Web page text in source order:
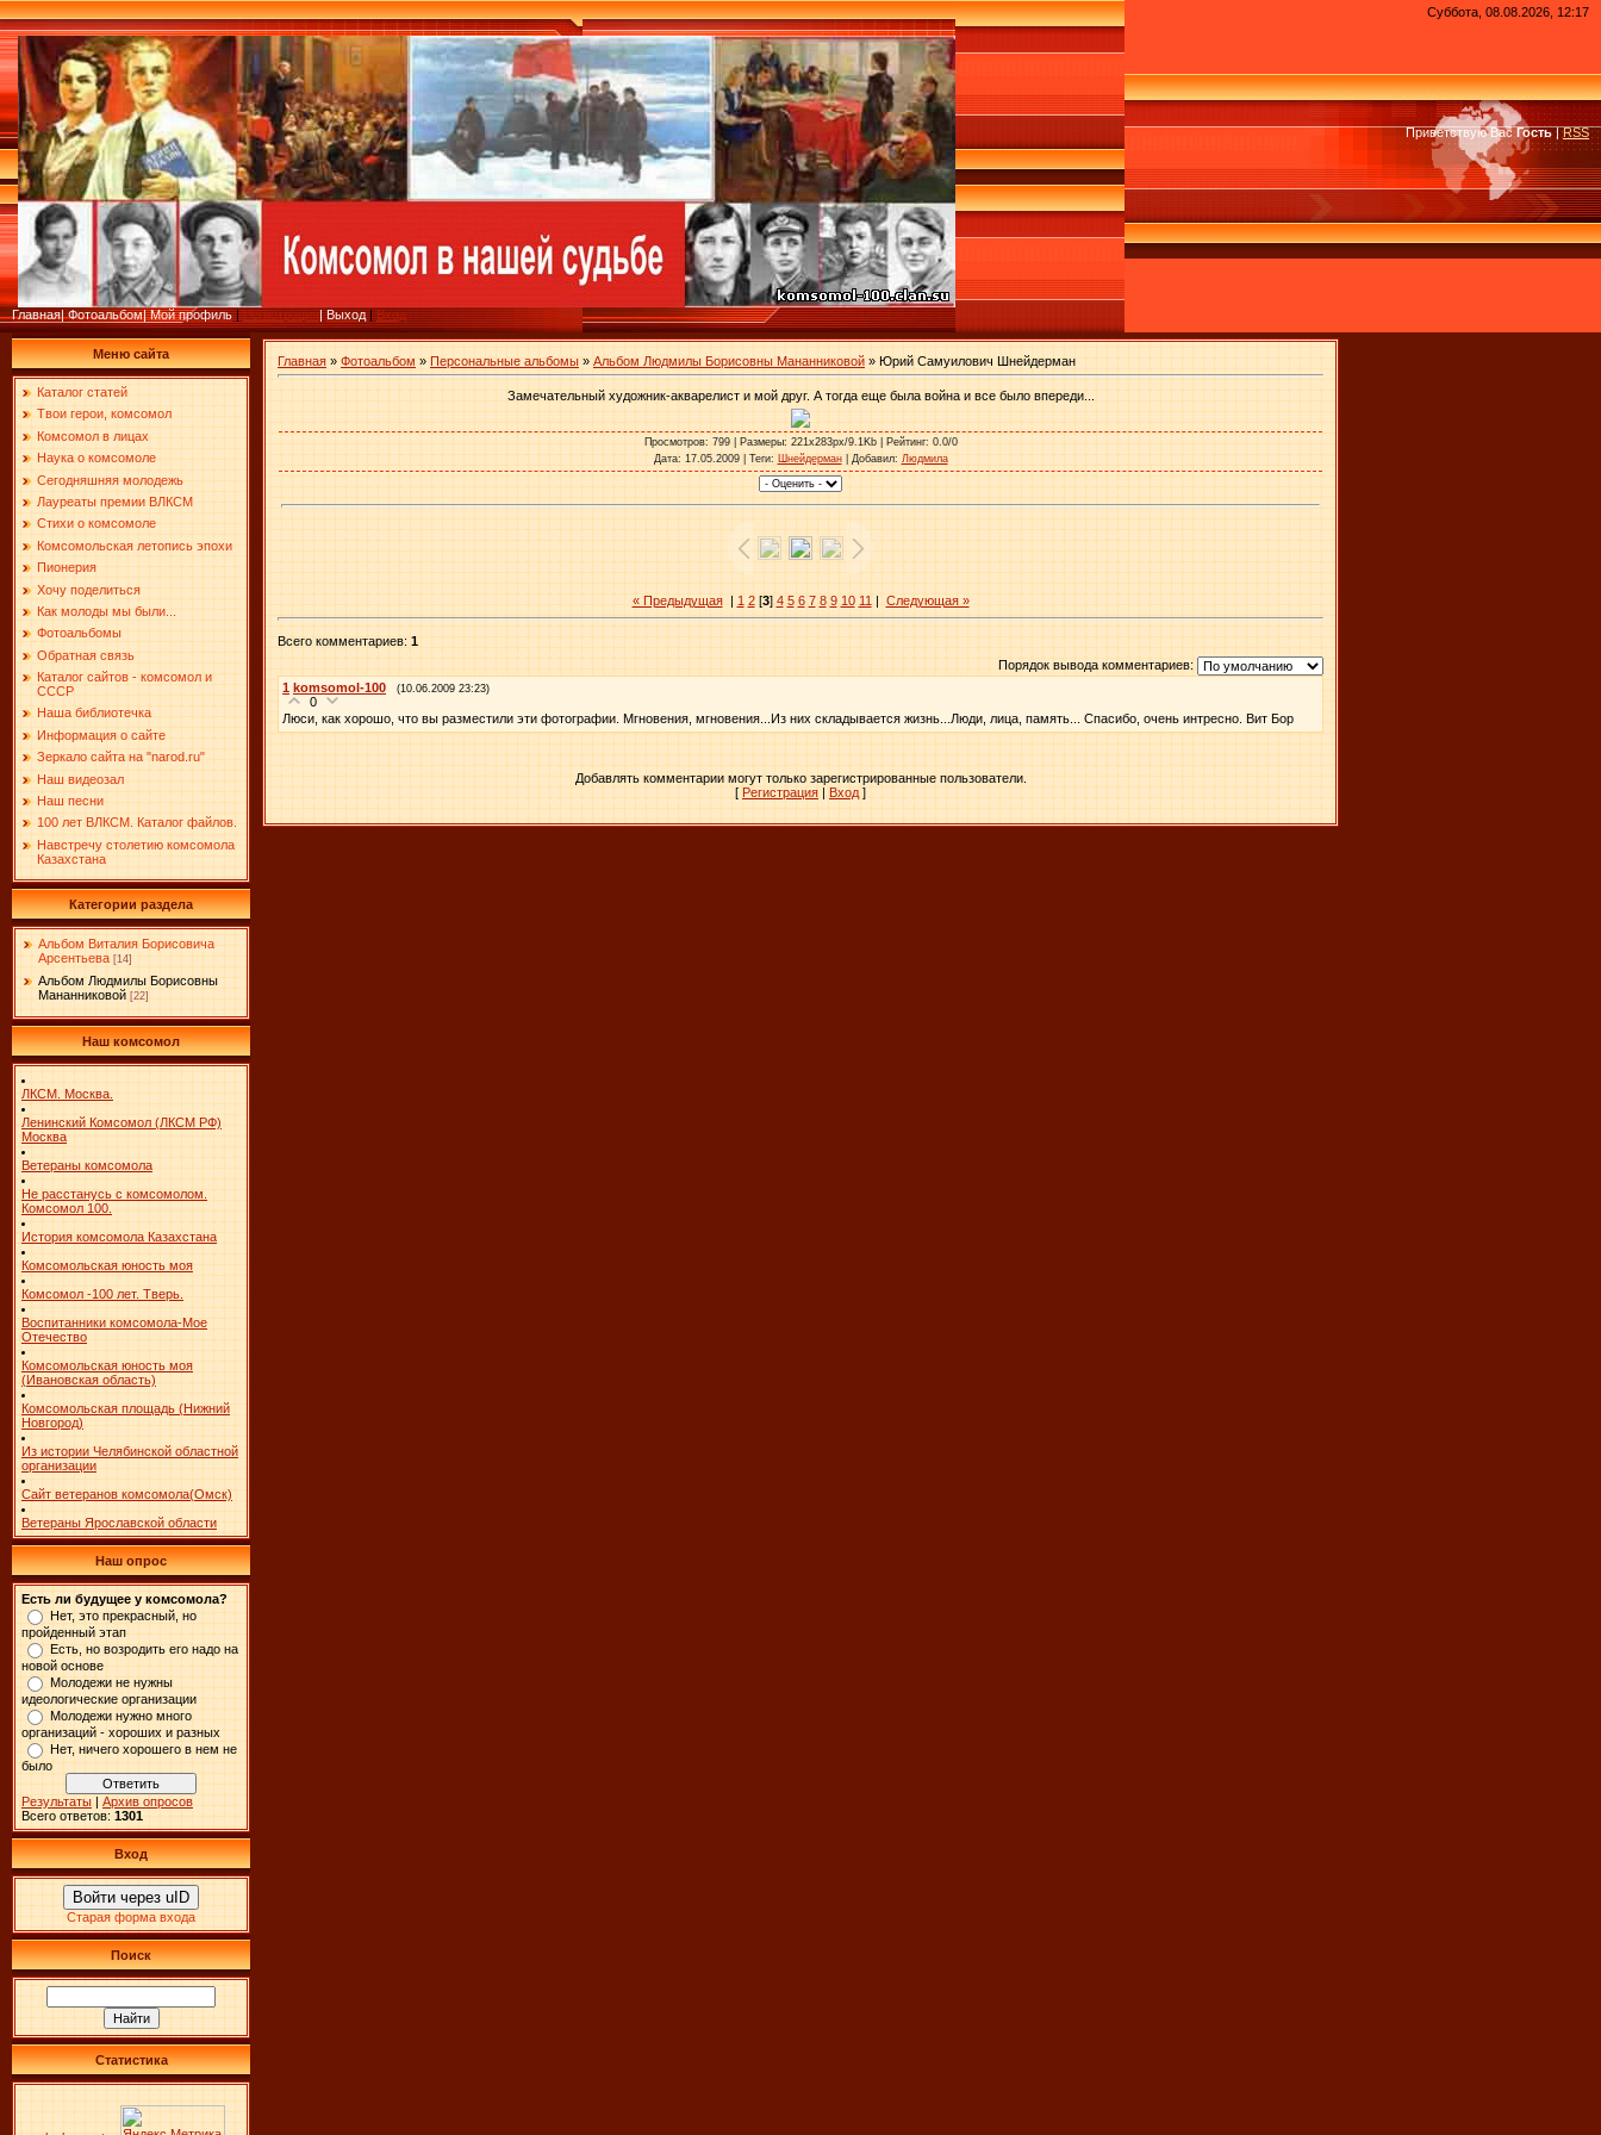
Главная|Фотоальбом|Мой профиль|Регистрация|Выход|Вход
Суббота, 08.08.2026, 12:17
Приветствую Вас Гость|RSS
Меню сайта
Каталог статей
Твои герои, комсомол
Комсомол в лицах
Наука о комсомоле
Сегодняшняя молодежь
Лауреаты премии ВЛКСМ
Стихи о комсомоле
Комсомольская летопись эпохи
Пионерия
Хочу поделиться
Как молоды мы были...
Фотоальбомы
Обратная связь
Каталог сайтов - комсомол и
СССР
Наша библиотечка
Информация о сайте
Зеркало сайта на "narоd.ru"
Наш видеозал
Наш песни
100 лет ВЛКСМ. Каталог файлов.
Навстречу столетию комсомола
Казахстана
Категории раздела
Альбом Виталия Борисовича
Арсентьева [14]
Альбом Людмилы Борисовны
Мананниковой [22]
Наш комсомол
ЛКСМ. Москва.
Ленинский Комсомол (ЛКСМ РФ)
Москва
Ветераны комсомола
Не расстанусь с комсомолом.
Комсомол 100.
История комсомола Казахстана
Комсомольская юность моя
Комсомол -100 лет. Тверь.
Воспитанники комсомола-Мое
Отечество
Комсомольская юность моя
(Ивановская область)
Комсомольская площадь (Нижний
Новгород)
Из истории Челябинской областной
организации
Сайт ветеранов комсомола(Омск)
Ветераны Ярославской области
Наш опрос
Есть ли будущее у комсомола?
Нет, это прекрасный, но
пройденный этап
Есть, но возродить его надо на
новой основе
Молодежи не нужны
идеологические организации
Молодежи нужно много
организаций - хороших и разных
Нет, ничего хорошего в нем не
было
Результаты | Архив опросов
Всего ответов: 1301
Вход
Войти через uID
Старая форма входа
Поиск
Статистика
Главная » Фотоальбом » Персональные альбомы » Альбом Людмилы Борисовны Мананниковой » Юрий Самуилович Шнейдерман
Замечательный художник-акварелист и мой друг. А тогда еще была война и все было впереди...
Просмотров: 799 | Размеры: 221x283px/9.1Kb | Рейтинг: 0.0/0
Дата: 17.05.2009 | Теги: Шнейдерман| Добавил: Людмила
« Предыдущая| 1 2[3] 4 5 6 7 8 9 10 11 | Следующая »
Всего комментариев: 1
Порядок вывода комментариев:
1 komsomol-100 (10.06.2009 23:23)
0
Люси, как хорошо, что вы разместили эти фотографии. Мгновения, мгновения...Из них складывается жизнь...Люди, лица, память... Спасибо, очень интресно. Вит Бор
Добавлять комментарии могут только зарегистрированные пользователи.
[ Регистрация Вход ]